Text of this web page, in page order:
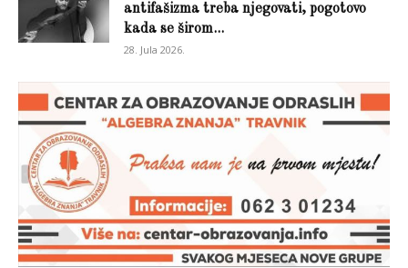
antifašizma treba njegovati, pogotovo
kada se širom...
28. Jula 2026.